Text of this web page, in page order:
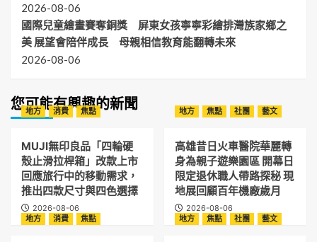
2026-08-06
國際兒童繪畫賽奪銅獎 屏東女孩寧寧彩繪排灣族家鄉之
美 展望會陪伴成長 母親相信教育能翻轉未來
2026-08-06
您可能有興趣的新聞
地方 消費 焦點
MUJI無印良品「四輪硬
殼止滑拉桿箱」改款上市
回應旅行中的移動需求，
推出四款尺寸與四色選擇
2026-08-06
地方 焦點 社團 藝文
高雄昔日火車醫院華麗轉
身為親子遊樂園區 開幕日
限定退休職人帶路探秘 現
地展回顧百年機廠歲月
2026-08-06
地方
消費 焦點 地方 焦點 社團 藝文